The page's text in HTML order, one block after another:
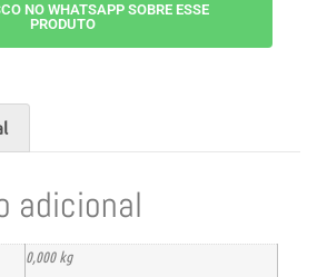
NO WHATSAPP SOBRE ESSE
PRODUTO
adicional
0,000 kg